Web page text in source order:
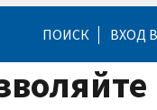
ПОИСК ВХОД